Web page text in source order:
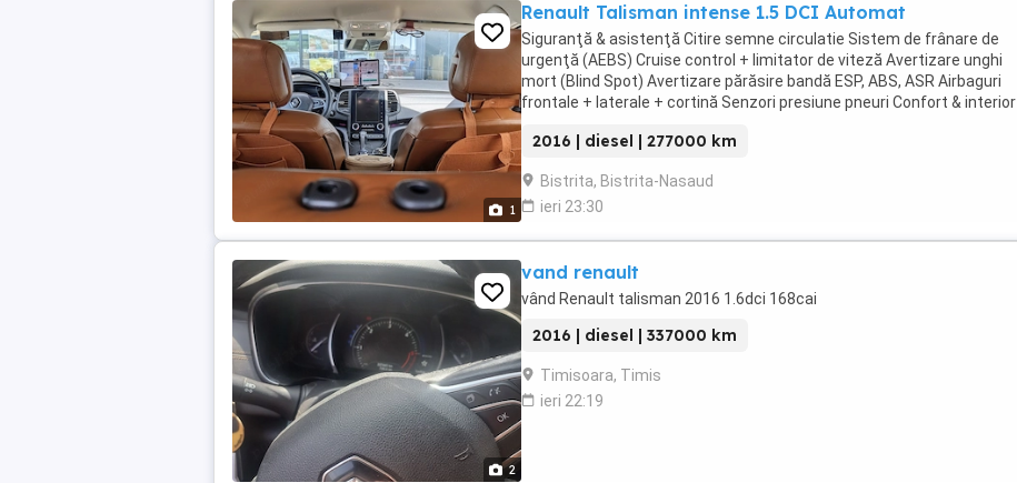
1
Renault Talisman intense 1.5 DCI Automat
Siguranţă & asistenţă Citire semne circulatie Sistem de frânare de
urgenţă (AEBS) Cruise control + limitator de viteză Avertizare unghi
mort (Blind Spot) Avertizare părăsire bandă ESP, ABS, ASR Airbaguri
frontale + laterale + cortină Senzori presiune pneuri Confort & interior
2016 | diesel | 277000 km
Bistrita, Bistrita-Nasaud
ieri 23:30
2
vand renault
vând Renault talisman 2016 1.6dci 168cai
2016 | diesel | 337000 km
Timisoara, Timis
ieri 22:19